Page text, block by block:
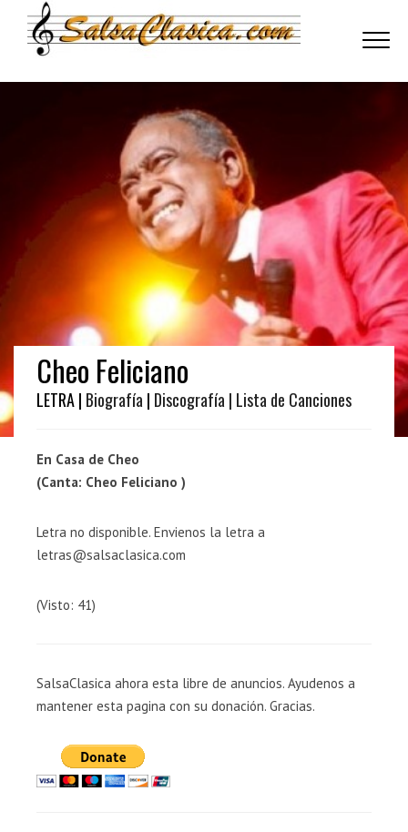
Cheo Feliciano
LETRA | Biografía | Discografía | Lista de Canciones
En Casa de Cheo
(Canta: Cheo Feliciano )
Letra no disponible. Envienos la letra a
letras@salsaclasica.com
(Visto: 41)
SalsaClasica ahora esta libre de anuncios. Ayudenos a
mantener esta pagina con su donación. Gracias.